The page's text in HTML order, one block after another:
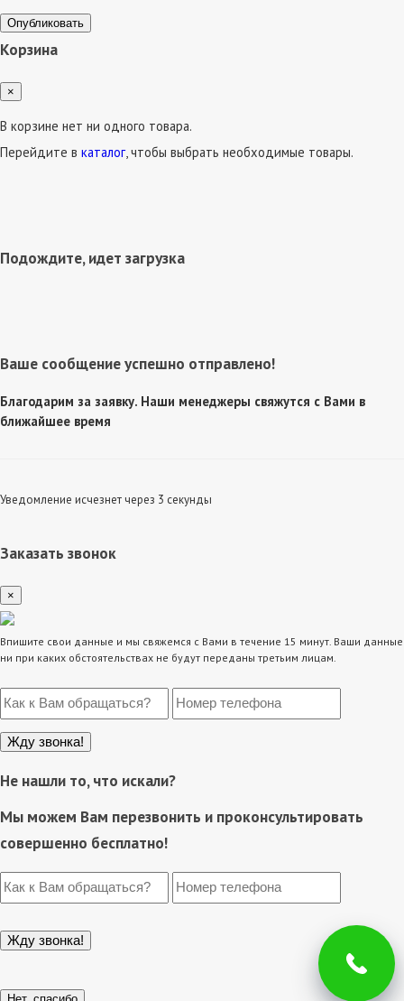
Опубликовать
Корзина
×
В корзине нет ни одного товара.
Перейдите в каталог, чтобы выбрать необходимые товары.
Подождите, идет загрузка
Ваше сообщение успешно отправлено!
Благодарим за заявку. Наши менеджеры свяжутся с Вами в
ближайшее время
Уведомление исчезнет через 3 секунды
Заказать звонок
×
Впишите свои данные и мы свяжемся с Вами в течение 15 минут. Ваши данные
ни при каких обстоятельствах не будут переданы третьим лицам.
Не нашли то, что искали?
Мы можем Вам перезвонить и проконсультировать
совершенно бесплатно!